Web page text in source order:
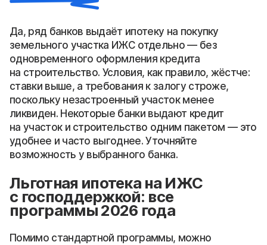
Да, ряд банков выдаёт ипотеку на покупку
земельного участка ИЖС отдельно — без
одновременного оформления кредита
на строительство. Условия, как правило, жёстче:
ставки выше, а требования к залогу строже,
поскольку незастроенный участок менее
ликвиден. Некоторые банки выдают кредит
на участок и строительство одним пакетом — это
удобнее и часто выгоднее. Уточняйте
возможность у выбранного банка.
Льготная ипотека на ИЖС
с господдержкой: все
программы 2026 года
Помимо стандартной программы, можно